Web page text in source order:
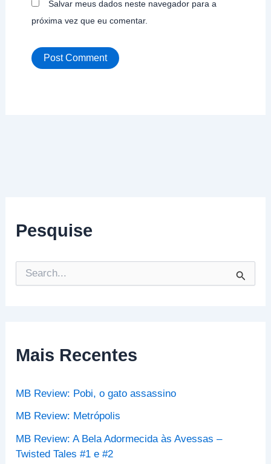
Pesquise
e
s
a
o
:
Mais Recentes
MB Review: Pobi, o gato assassino
MB Review: Metrópolis
MB Review: A Bela Adormecida às Avessas –
Twisted Tales #1 e #2
Salvar meus dados neste navegador para a
próxima vez que eu comentar.